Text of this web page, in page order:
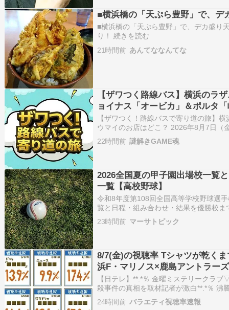
■横浜橋の「天ぷら豊野」で、デ
■横浜橋の「天ぷら豊野」で、デカ盛り
り！ 続きを読む
21時間前 あんてななんてな
【ザワつく路線バス】横浜のラ
ョイナス「オービカ」＆ポルタ
日放送】
【ザワつく！路線バスで寄り道の旅】
ウマイのお店はどこ？ 2026年8月7日（
で寄り道の旅』（テレビ朝日系）では
（サバンナ）をはじめと […]
22時間前 謎解きGAME魂
2026全国夏の甲子園出場校一覧
一覧【高校野球】
令和8年度第108回全国高等学校野球選
覧と日程・組み合わせ・結果を優勝校
宣誓は、八王子実践高校・矢澤陵磨選
についてはこちら、優勝は沖縄県代表
23時間前 マーサトピック
8/7(金)の視聴率 Tシャツが乾く
浜F・マリノス×鹿島アントラー
【日テレ】**.*％ 金曜ミステリークラ
殺事件の真相を取材記者が激白**.*％ 沸
さんに高橋文哉参戦！**.*％ 金曜ロード
ィ」★スタジオジブリ作品**.*％ 転生し
24時間前 バラエティ視聴率速報